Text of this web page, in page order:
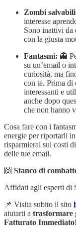
Zombi
interesse
Sono inattivi da
con la giusta
Fantasmi: 👻
su un’email o
curiosità, ma
con te. Prima
interessanti e
anche dopo
che non hanno
Cosa fare con i
energie per riportarli
risparmierai sui costi
delle tue email.
🙌 Stanco di
Affidati agli esperti di
📌 Visita subito il sito
aiutarti a trasformare
Fatturato Immediato!